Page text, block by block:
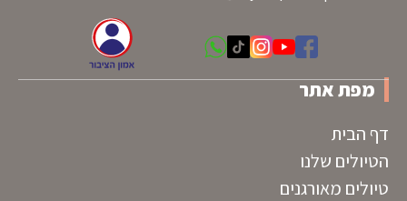
מפת אתר
דף הבית
הטיולים שלנו
טיולים מאורגנים